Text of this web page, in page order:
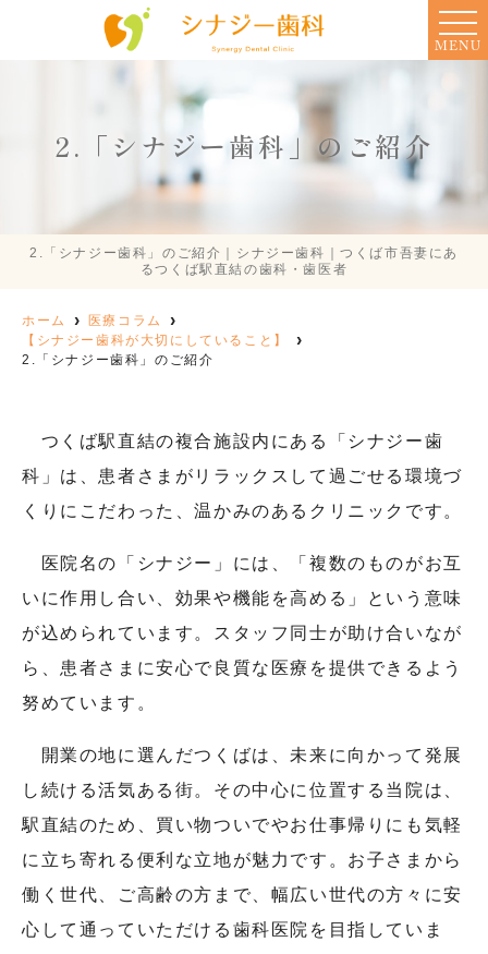
MENU
2.「シナジー歯科」のご紹介
2.「シナジー歯科」のご紹介｜シナジー歯科｜つくば市吾妻にあ
るつくば駅直結の歯科・歯医者
ホーム
医療コラム
【シナジー歯科が大切にしていること】
2.「シナジー歯科」のご紹介
つくば駅直結の複合施設内にある「シナジー歯
科」は、患者さまがリラックスして過ごせる環境づ
くりにこだわった、温かみのあるクリニックです。
医院名の「シナジー」には、「複数のものがお互
いに作用し合い、効果や機能を高める」という意味
が込められています。スタッフ同士が助け合いなが
ら、患者さまに安心で良質な医療を提供できるよう
努めています。
開業の地に選んだつくばは、未来に向かって発展
し続ける活気ある街。その中心に位置する当院は、
駅直結のため、買い物ついでやお仕事帰りにも気軽
に立ち寄れる便利な立地が魅力です。お子さまから
働く世代、ご高齢の方まで、幅広い世代の方々に安
心して通っていただける歯科医院を目指していま